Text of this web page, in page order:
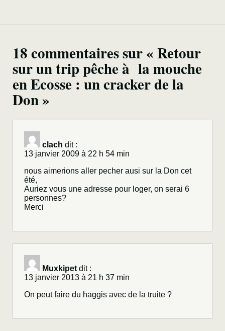
18 commentaires sur « Retour
sur un trip pêche à la mouche
en Ecosse : un cracker de la
Don »
clach dit :
13 janvier 2009 à 22 h 54 min
nous aimerions aller pecher ausi sur la Don cet
été,
Auriez vous une adresse pour loger, on serai 6
personnes?
Merci
Muxkipet dit :
13 janvier 2013 à 21 h 37 min
On peut faire du haggis avec de la truite ?